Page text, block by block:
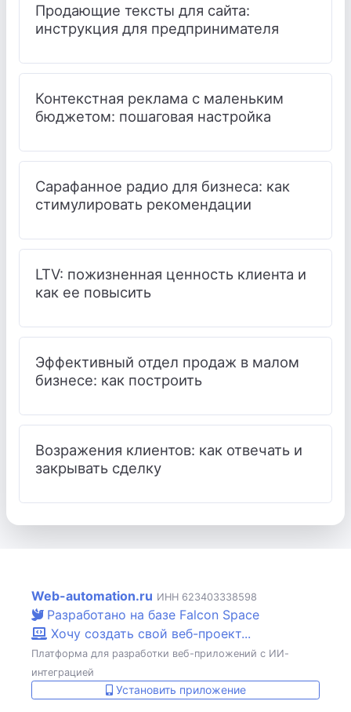
Продающие тексты для сайта:
инструкция для предпринимателя
Контекстная реклама с маленьким
бюджетом: пошаговая настройка
Сарафанное радио для бизнеса: как
стимулировать рекомендации
LTV: пожизненная ценность клиента и
как ее повысить
Эффективный отдел продаж в малом
бизнесе: как построить
Возражения клиентов: как отвечать и
закрывать сделку
Web-automation.ru ИНН 623403338598
Разработано на базе Falcon Space
Хочу создать свой веб-проект...
Платформа для разработки веб-приложений с ИИ-
интеграцией
Установить приложение